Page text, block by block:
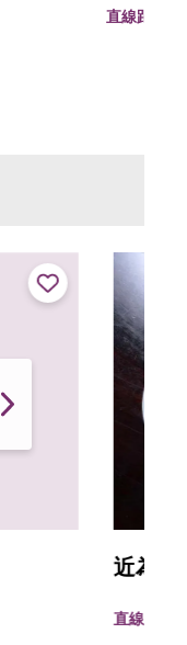
直線距離 : 0.4km
直線距離 : 0.7km